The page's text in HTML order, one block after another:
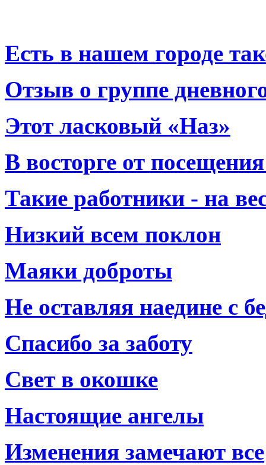
Есть в нашем городе
Отзыв о группе
Этот ласковый «Наз»
В восторге от
Такие работники - на
Низкий всем поклон
Маяки доброты
Не оставляя наедине с
Спасибо за заботу
Свет в окошке
Настоящие ангелы
Изменения замечают все